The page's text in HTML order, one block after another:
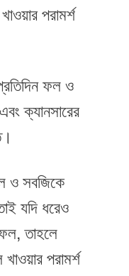
পরামর্শ
ফল ও
ক্যানসারের
ও সবজিকে
যদি ধরেও
তাহলে
পরামর্শ